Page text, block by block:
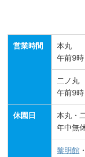
営業時間
本丸
午前9
二ノ丸
午前9
休園日
本丸・
年中無
黎明館